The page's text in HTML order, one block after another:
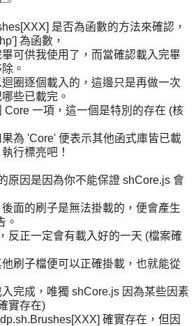
是否為函數的方法來確認，
為函數，
可供我使用了，而當確認載入完畢
。
圈逐個載入的，這邊只是再做一次
些已載完。
Core 一項，這一個是特別的存在 (核
為 'Core' 便表示其他函式庫皆已載
行標亮吧！
原因是因為你不能保證 shCore.js 會
面的刷子是無法掛載的，便會產生
。
反正一定會有載入好的一天 (檔案確
刷子檔便可以正確掛載，也就能從
完成，唯獨 shCore.js 因為某些因素
實存在)
確實存在，但因